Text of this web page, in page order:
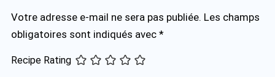
Votre adresse e-mail ne sera pas publiée. Les champs
obligatoires sont indiqués avec *
Recipe Rating